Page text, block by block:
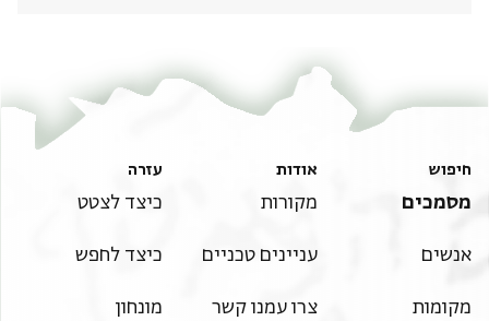
חיפוש
מסמכים
אנשים
מקומות
אודות
מקורות
עניינים טכניים
צרו עמנו קשר
עזרה
כיצד לצטט
כיצד לחפש
מונחון